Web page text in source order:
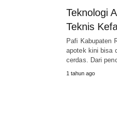
Teknologi
Teknis
Pafi Kabupaten
apotek kini bisa
cerdas. Dari
1 tahun ago